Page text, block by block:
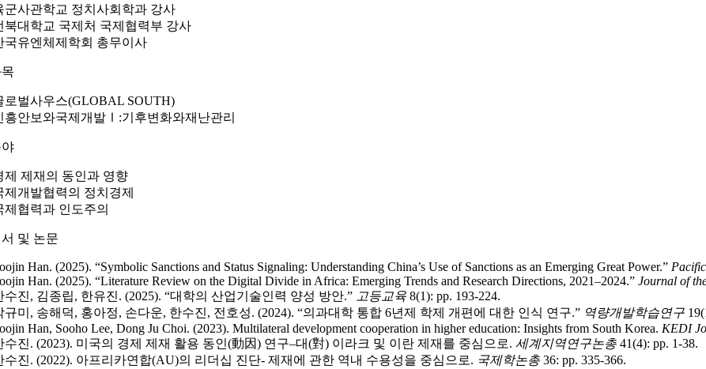
군사관학교 정치사회학과 강사
북대학교 국제처 국제협력부 강사
국유엔체제학회 총무이사
로벌사우스(GLOBAL SOUTH)
흥안보와국제개발Ⅰ:기후변화와재난관리
제 제재의 동인과 영향
제개발협력의 정치경제
제협력과 인도주의
및 논문
Han. (2025). “Symbolic Sanctions and Status Signaling: Understanding China’s Use of Sanctions as an Emerging Great Power.”
Han. (2025). “Literature Review on the Digital Divide in Africa: Emerging Trends and Research Directions, 2021–2024.” Journal of
수진, 김종립, 한유진. (2025). “대학의 산업기술인력 양성 방안.” 고등교육 8(1): pp. 193-224.
규미, 송해덕, 홍아정, 손다운, 한수진, 전호성. (2024). “의과대학 통합 6년제 학제 개편에 대한 인식 연구.” 역량개발학습연구
Han, Sooho Lee, Dong Ju Choi. (2023). Multilateral development cooperation in higher education: Insights from South Korea. KEDI
수진. (2023). 미국의 경제 제재 활용 동인(動因) 연구–대(對) 이라크 및 이란 제재를 중심으로. 세계지역연구논총 41(4): pp. 1-38.
수진. (2022). 아프리카연합(AU)의 리더십 진단- 제재에 관한 역내 수용성을 중심으로. 국제학논총 36: pp. 335-366.